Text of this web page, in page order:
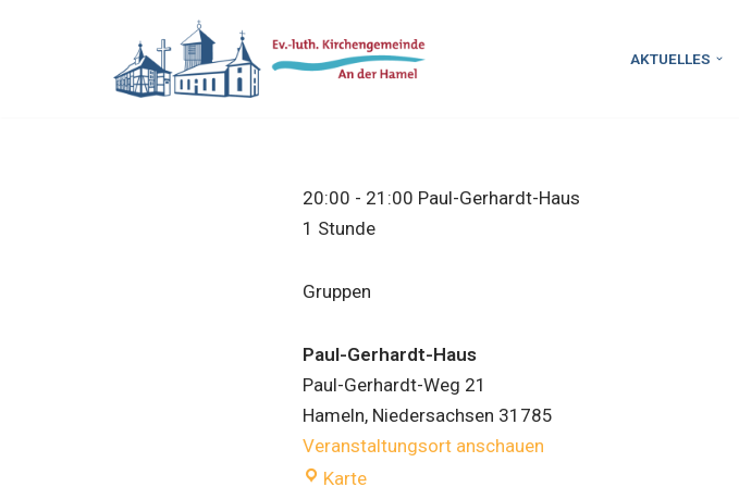
AKTUELLES
20:00 - 21:00 Paul-Gerhardt-Haus
1 Stunde
Gruppen
Paul-Gerhardt-Haus
Paul-Gerhardt-Weg 21
Hameln, Niedersachsen 31785
Veranstaltungsort anschauen
Karte